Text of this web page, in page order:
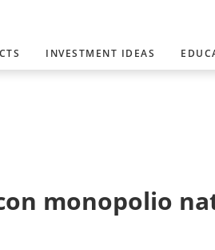
INVESTMENT IDEAS
monopolio